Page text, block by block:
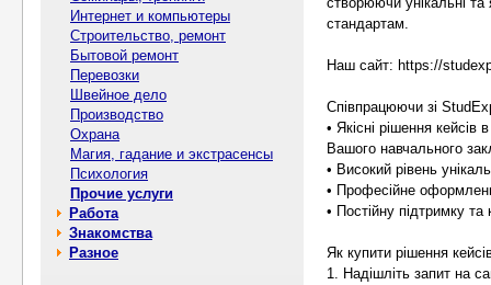
Интернет и компьютеры
Строительство, ремонт
Бытовой ремонт
Перевозки
Швейное дело
Производство
Охрана
Магия, гадание и экстрасенсы
Психология
Прочие услуги
Работа
Знакомства
Разное
стандартам.
Наш сайт: https://
Співпрацюючи зі
• Якісні рішення кейсів
Вашого навчального
• Високий рівень
• Професійне
• Постійну підтримку
Як купити рішення
1. Надішліть запит на